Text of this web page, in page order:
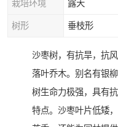
栽培环境 露天
树形 垂枝形
沙枣树，有抗旱，抗
落叶乔木。别名有银
树生命力极强，具有
特点。沙枣叶片低矮